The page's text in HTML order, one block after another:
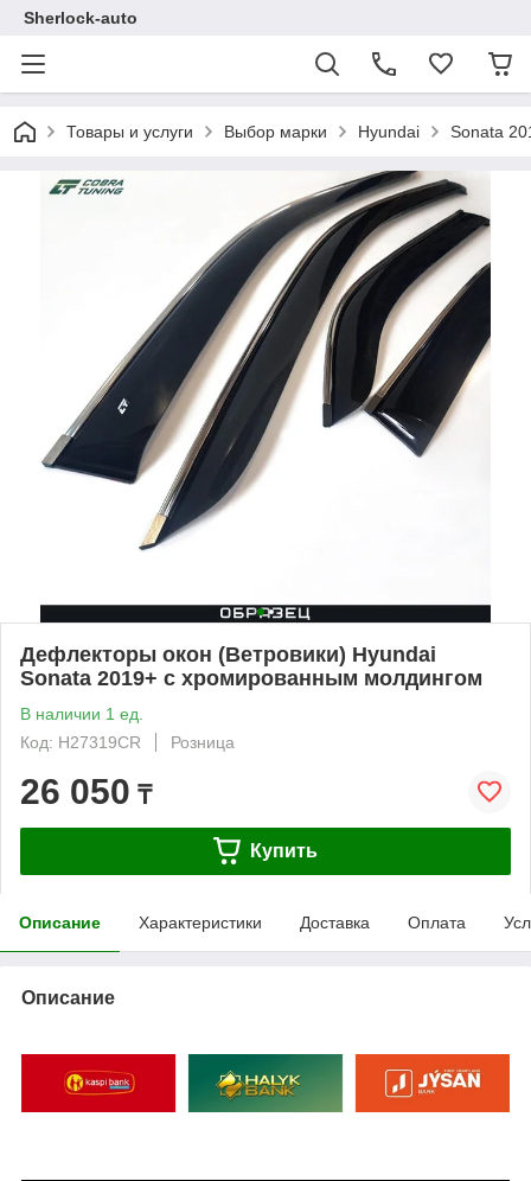
Sherlock-auto
Товары и услуги Выбор марки Hyundai Sonata
Дефлекторы окон (Ветровики) Hyundai
Sonata 2019+ с хромированным молдингом
В наличии 1 ед.
Код: H27319CR
Розница
26 050 ₸
Купить
Описание Характеристики Доставка Оплата
Описание